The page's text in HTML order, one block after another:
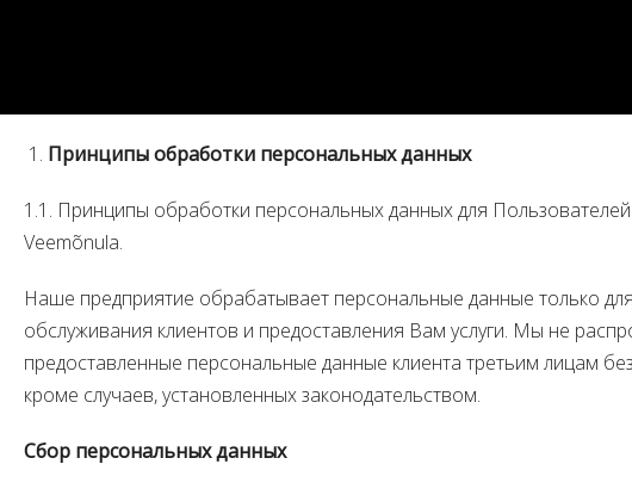
Принципы обработки персональных данных
1.1. Принципы обработки персональных данных для
Veemõnula.
Наше предприятие обрабатывает персональные данные только
обслуживания клиентов и предоставления Вам услуги. Мы не
предоставленные персональные данные клиента третьим лицам
кроме случаев, установленных законодательством.
Сбор персональных данных